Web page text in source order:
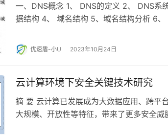
一、DNS概念 1、 DNS的定义 2、 DNS系
据结构 4、 域名结构 5、域名结构分析 6
优速盾-小U 2023年10月24日
云计算环境下安全关键技术研究
摘 要 云计算已发展成为大数据应用、跨平
大规模、开放性等特征，带来了更多安全